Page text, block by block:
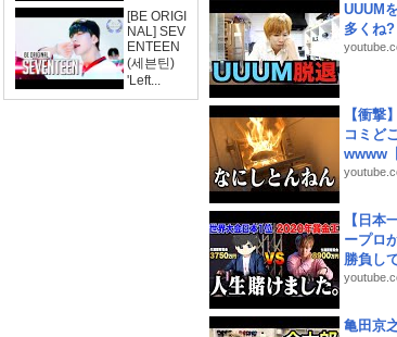
[BE ORIGI
NAL] SEV
ENTEEN
(세븐틴)
'Left...
UUUM
多くね?
【衝撃
コミど
wwww
【日本
ープロ
勝負し
亀田京